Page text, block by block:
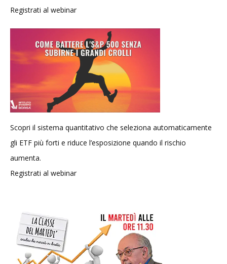
Registrati al webinar
Scopri il sistema quantitativo che seleziona automaticamente
gli ETF più forti e riduce l’esposizione quando il rischio
aumenta.
Registrati al webinar